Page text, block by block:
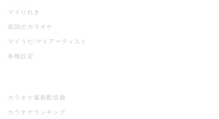
マイりれき
前回のカラオケ
マイうた/マイアーティスト
各種設定
カラオケ最新配信曲
カラオケランキング